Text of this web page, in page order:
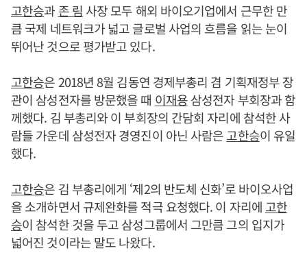
고한승과 존 림 사장 모두 해외 바이오기업에서 근무한 만
큼 국제 네트워크가 넓고 글로벌 사업의 흐름을 읽는 눈이
뛰어난 것으로 평가받고 있다.
고한승은 2018년 8월 김동연 경제부총리 겸 기획재정부 장
관이 삼성전자를 방문했을 때 이재용삼성전자 부회장과 함
께했다. 김 부총리와 이 부회장의 간담회 자리에 참석한 사
람들 가운데 삼성전자 경영진이 아닌 사람은고한승이 유일
했다.
고한승은 김 부총리에게 ‘제2의 반도체 신화’로 바이오사업
을 소개하면서 규제완화를 적극 요청했다. 이 자리에 고한
승이 참석한 것을 두고 삼성그룹에서 그만큼 그의 입지가
넓어진 것이라는 말도 나왔다.